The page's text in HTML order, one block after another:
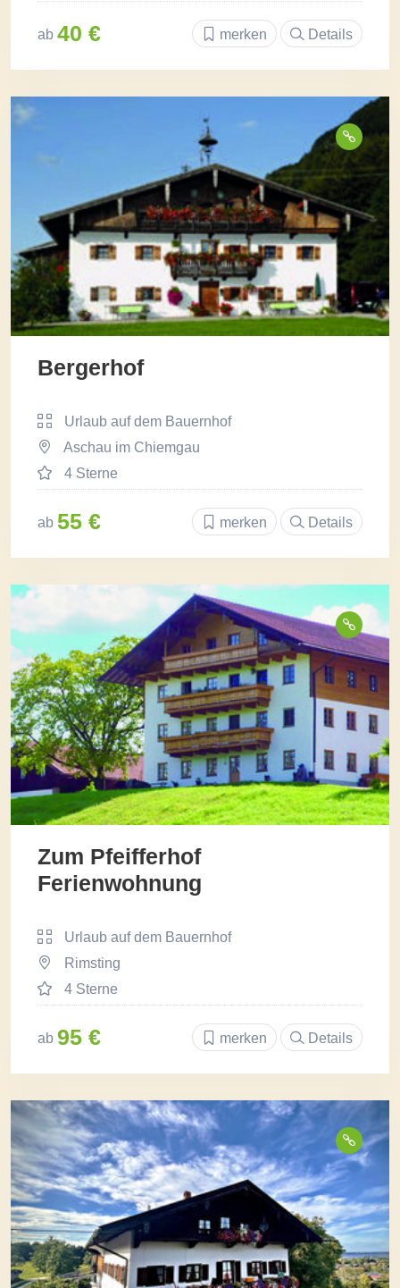
ab 40 € merken Details
Bergerhof
Urlaub auf dem Bauernhof
Aschau im Chiemgau
4 Sterne
ab 55 € merken Details
Zum Pfeifferhof
Ferienwohnung
Urlaub auf dem Bauernhof
Rimsting
4 Sterne
ab 95 € merken Details